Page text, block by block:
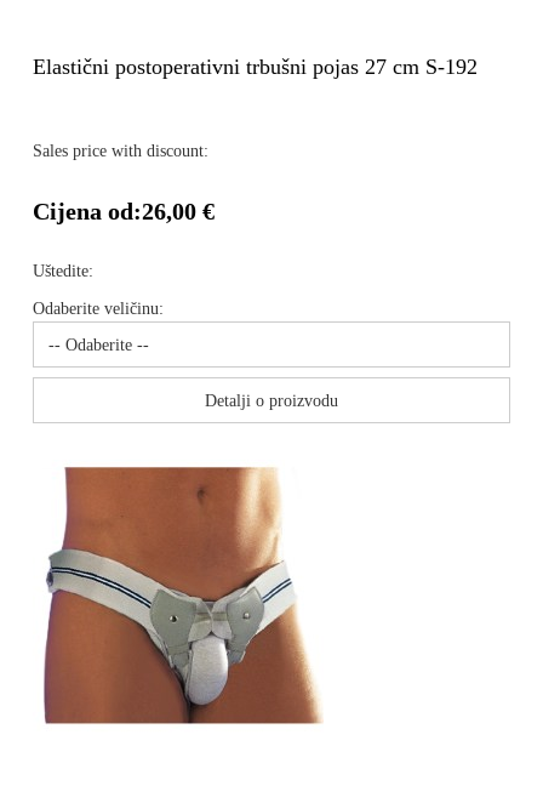
Elastični postoperativni trbušni pojas 27 cm S-192
Sales price with discount:
Cijena od:26,00 €
Uštedite:
Odaberite veličinu:
Detalji o proizvodu